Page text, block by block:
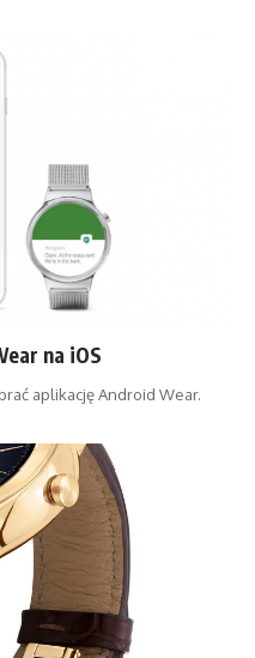
na iOS
aplikację Android Wear.